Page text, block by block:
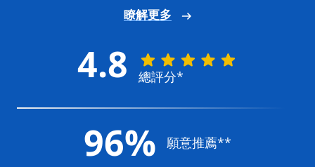
瞭解更多
4.8 總評分*
96% 願意推薦**